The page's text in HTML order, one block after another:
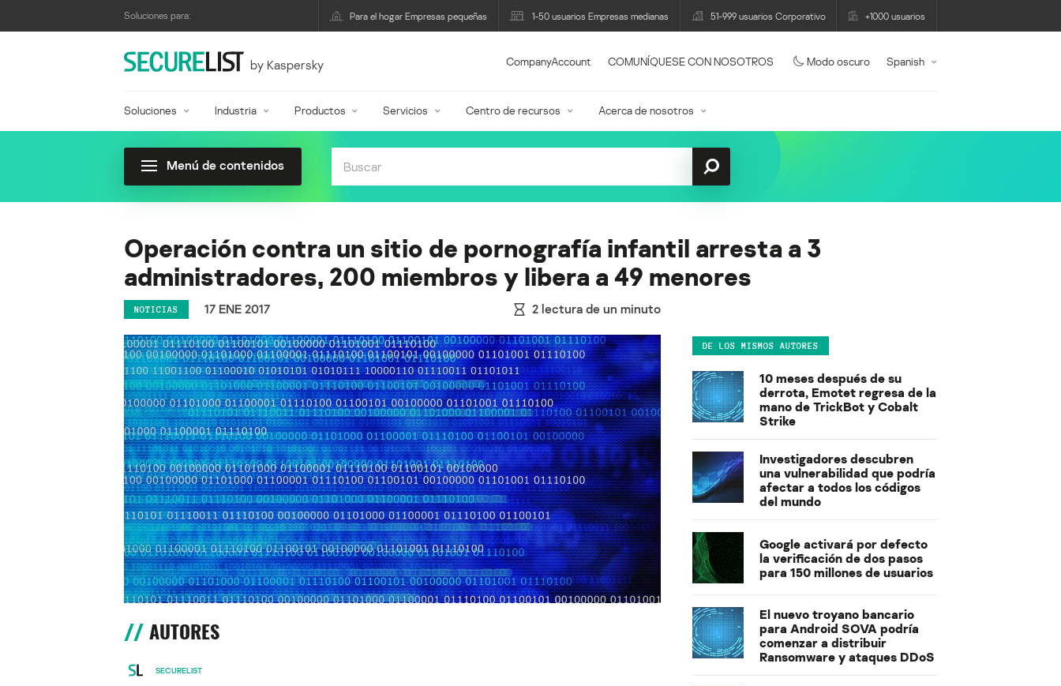
Soluciones para: Para el hogar Empresas pequeñas 1-50 usuarios Empresas medianas 51-999 usuarios Corporativo +1000 usuarios
by Kaspersky CompanyAccount COMUNÍQUESE CON NOSOTROS Modo oscuro Spanish
Soluciones Industria Productos Servicios Centro de recursos Acerca de nosotros
Menú de contenidos
Operación contra un sitio de pornografía infantil arresta a 3
administradores, 200 miembros y libera a 49 menores
NOTICIAS 17 ENE 2017 2 lectura de un minuto
AUTORES
SECURELIST
DE LOS MISMOS AUTORES
10 meses después de su
derrota, Emotet regresa de la
mano de TrickBot y Cobalt
Strike
Investigadores descubren
una vulnerabilidad que podría
afectar a todos los códigos
del mundo
Google activará por defecto
la verificación de dos pasos
para 150 millones de usuarios
El nuevo troyano bancario
para Android SOVA podría
comenzar a distribuir
Ransomware y ataques DDoS